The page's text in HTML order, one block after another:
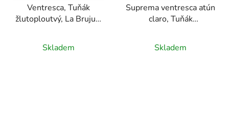
Ventresca, Tuňák
žlutoploutvý, La Brujula
Skladem
Suprema ventresca atún
claro, Tuňák
oleji, La Brújula, 110g
Skladem